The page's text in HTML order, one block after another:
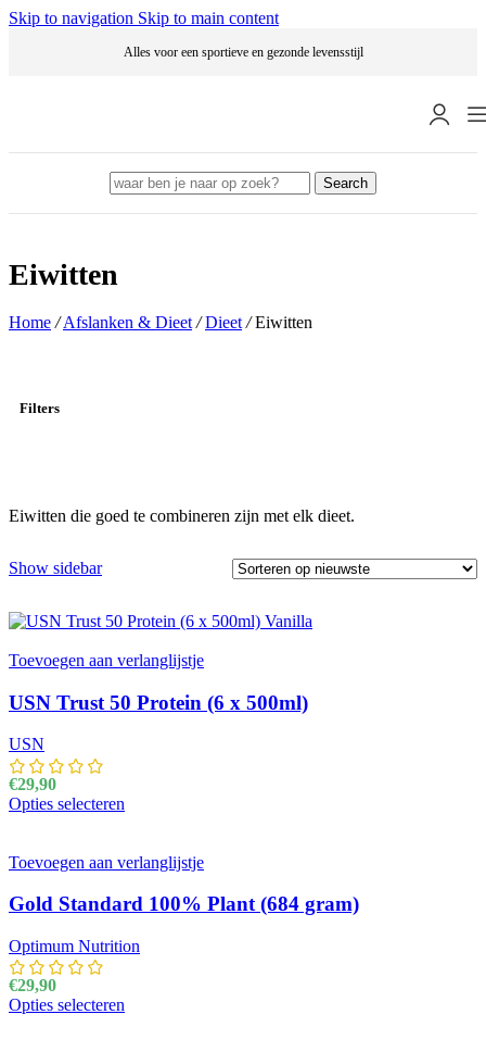
Skip to navigation Skip to main content
Alles voor een sportieve en gezonde levensstijl
Search
Eiwitten
Home / Afslanken & Dieet / Dieet / Eiwitten
Filters
Eiwitten die goed te combineren zijn met elk dieet.
Show sidebar
Toevoegen aan verlanglijstje
USN Trust 50 Protein (6 x 500ml)
USN
€29,90
Opties selecteren
Toevoegen aan verlanglijstje
Gold Standard 100% Plant (684 gram)
Optimum Nutrition
€29,90
Opties selecteren